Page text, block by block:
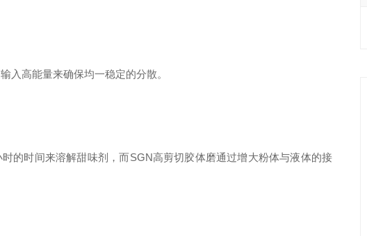
入高能量来确保均一稳定的分散。
的时间来溶解甜味剂，而SGN高剪切胶体磨通过增大粉体与液体的接